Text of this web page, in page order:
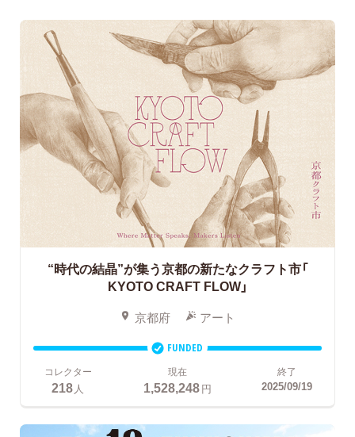
“時代の結晶”が集う京都の新たなクラフト市「
KYOTO CRAFT FLOW」
京都府 アート
FUNDED
コレクター
218 人
現在
1,528,248円
終了
2025/09/19